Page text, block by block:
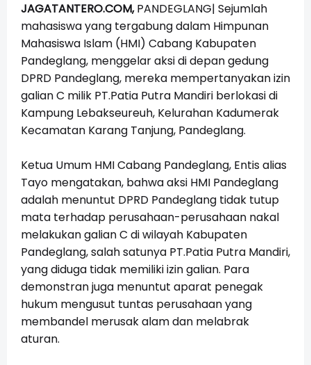
JAGATANTERO.COM,PANDEGLANG| Sejumlah
mahasiswa yang tergabung dalam Himpunan
Mahasiswa Islam (HMI) Cabang Kabupaten
Pandeglang, menggelar aksi di depan gedung
DPRD Pandeglang, mereka mempertanyakan izin
galian C milik PT.Patia Putra Mandiri berlokasi di
Kampung Lebakseureuh, Kelurahan Kadumerak
Kecamatan Karang Tanjung, Pandeglang.
Ketua Umum HMI Cabang Pandeglang, Entis alias
Tayo mengatakan, bahwa aksi HMI Pandeglang
adalah menuntut DPRD Pandeglang tidak tutup
mata terhadap perusahaan-perusahaan nakal
melakukan galian C di wilayah Kabupaten
Pandeglang, salah satunya PT.Patia Putra Mandiri,
yang diduga tidak memiliki izin galian. Para
demonstran juga menuntut aparat penegak
hukum mengusut tuntas perusahaan yang
membandel merusak alam dan melabrak
aturan.